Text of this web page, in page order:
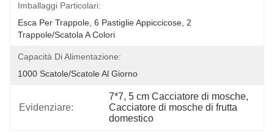
Imballaggi Particolari:
Esca Per Trappole, 6 Pastiglie Appiccicose, 2
Trappole/scatola A Colori
Capacità Di Alimentazione:
1000 Scatole/scatole Al Giorno
Evidenziare:
7*7, 5 cm Cacciatore di mosche,
Cacciatore di mosche di frutta
domestico